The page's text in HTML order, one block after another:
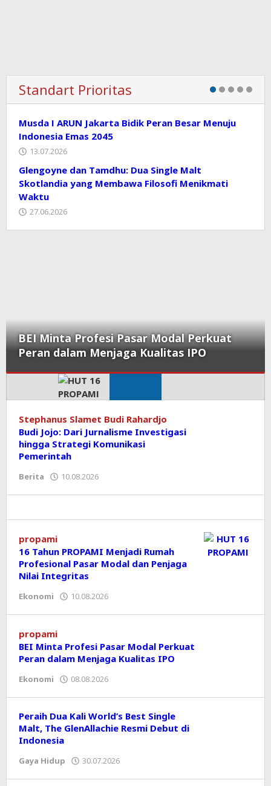
Standart Prioritas
Musda I ARUN Jakarta Bidik Peran Besar Menuju
Indonesia Emas 2045
13.07.2026
Glengoyne dan Tamdhu: Dua Single Malt
Skotlandia yang Membawa Filosofi Menikmati
Waktu
27.06.2026
BEI Minta Profesi Pasar Modal Perkuat
Peran dalam Menjaga Kualitas IPO
KORAN
PRIORITAS
Stephanus Slamet Budi Rahardjo
Budi Jojo: Dari Jurnalisme Investigasi
hingga Strategi Komunikasi
Pemerintah
Berita 10.08.2026
propami
16 Tahun PROPAMI Menjadi Rumah
Profesional Pasar Modal dan Penjaga
Nilai Integritas
Ekonomi 10.08.2026
propami
BEI Minta Profesi Pasar Modal Perkuat
Peran dalam Menjaga Kualitas IPO
Ekonomi 08.08.2026
Peraih Dua Kali World’s Best Single
Malt, The GlenAllachie Resmi Debut di
Indonesia
Gaya Hidup 30.07.2026